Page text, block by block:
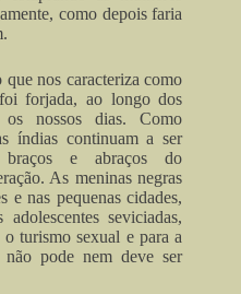
como depois faria
que nos caracteriza como
forjada, ao longo dos
os nossos dias. Como
índias continuam a ser
braços e abraços do
As meninas negras
e nas pequenas cidades,
seviciadas,
turismo sexual e para a
pode nem deve ser